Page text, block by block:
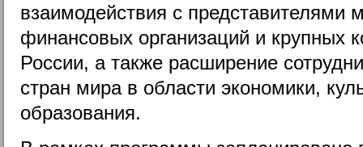
взаимодействия с представителями
финансовых организаций и крупных
России, а также расширение
стран мира в области экономики,
образования.